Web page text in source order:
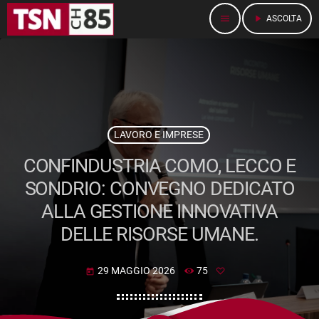
menu play_arrow ASCOLTA
LAVORO E IMPRESE
CONFINDUSTRIA COMO, LECCO E
SONDRIO: CONVEGNO DEDICATO
ALLA GESTIONE INNOVATIVA
DELLE RISORSE UMANE.
today 29 MAGGIO 2026 75